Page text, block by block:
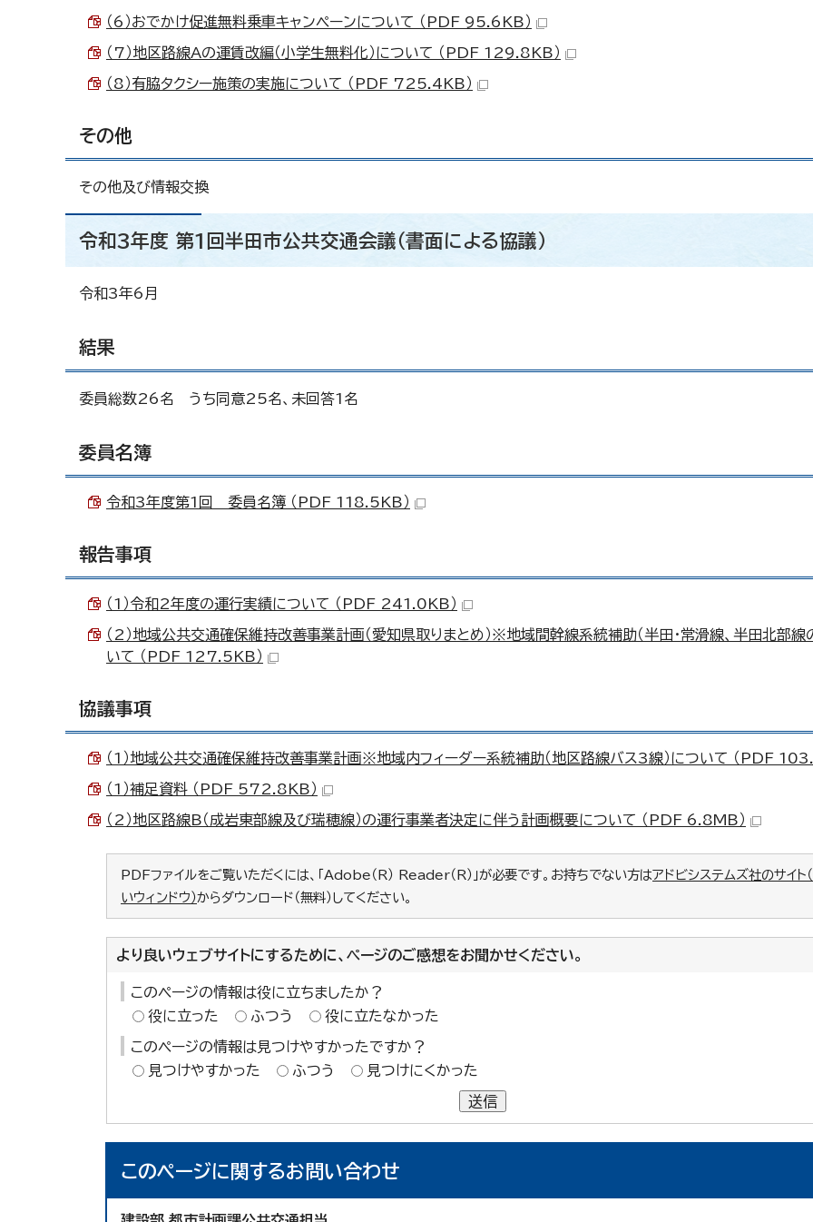
（6）おでかけ促進無料乗車キャンペーンについて （PDF 95.6KB）
（7）地区路線Aの運賃改編（小学生無料化）について （PDF 129.8KB）
（8）有脇タクシー施策の実施について （PDF 725.4KB）
その他
その他及び情報交換
令和3年度 第1回半田市公共交通会議（書面による協議）
令和3年6月
結果
委員総数26名 うち同意25名、未回答1名
委員名簿
令和3年度第1回 委員名簿 （PDF 118.5KB）
報告事項
（1）令和2年度の運行実績について （PDF 241.0KB）
（2）地域公共交通確保維持改善事業計画（愛知県取りまとめ）※地域間幹線系統補助（半田・常滑線、半田北部線
いて （PDF 127.5KB）
協議事項
（1）地域公共交通確保維持改善事業計画※地域内フィーダー系統補助（地区路線バス3線）について （PDF
（1）補足資料 （PDF 572.8KB）
（2）地区路線B（成岩東部線及び瑞穂線）の運行事業者決定に伴う計画概要について （PDF 6.8MB）
PDFファイルをご覧いただくには、「Adobe（R） Reader（R）」が必要です。お持ちでない方はアドビシステムズ社のサイト
いウィンドウ）からダウンロード（無料）してください。
より良いウェブサイトにするために、ページのご感想をお聞かせください。
このページの情報は役に立ちましたか？
役に立った
ふつう 役に立たなかった
このページの情報は見つけやすかったですか？
見つけやすかった
ふつう 見つけにくかった
送信
このページに関するお問い合わせ